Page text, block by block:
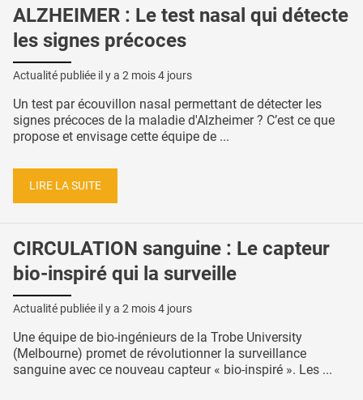
ALZHEIMER : Le test nasal qui détecte
les signes précoces
Actualité publiée il y a 2 mois 4 jours
Un test par écouvillon nasal permettant de détecter les
signes précoces de la maladie d'Alzheimer ? C’est ce que
propose et envisage cette équipe de ...
LIRE LA SUITE
CIRCULATION sanguine : Le capteur
bio-inspiré qui la surveille
Actualité publiée il y a 2 mois 4 jours
Une équipe de bio-ingénieurs de la Trobe University
(Melbourne) promet de révolutionner la surveillance
sanguine avec ce nouveau capteur « bio-inspiré ». Les ...